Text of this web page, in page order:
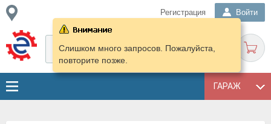
Регистрация Войти
ГАРАЖ
Слишком много запросов. Пожалуйста,
повторите позже.